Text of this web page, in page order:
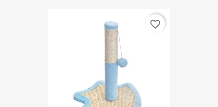
favorite_border